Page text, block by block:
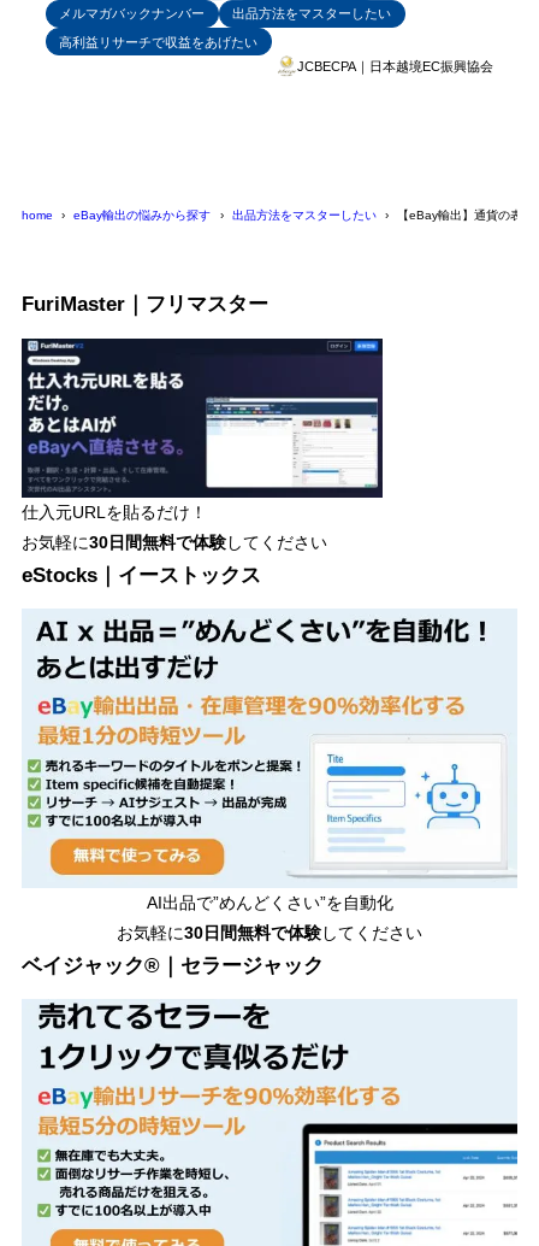
メルマガバックナンバー
出品方法をマスターしたい
高利益リサーチで収益をあげたい
JCBECPA｜日本越境EC振興協会
home eBay輸出の悩みから探す 出品方法をマスターしたい 【eBay輸出】通貨の表
FuriMaster｜フリマスター
仕入元URLを貼るだけ！
お気軽に30日間無料で体験してください
eStocks｜イーストックス
AI出品で”めんどくさい”を自動化
お気軽に30日間無料で体験してください
ベイジャック®｜セラージャック